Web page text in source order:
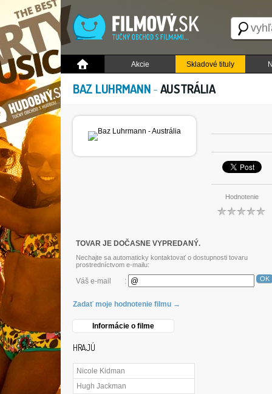
Akcie Skladové tituly
BAZ LUHRMANN-AUSTRÁLIA
Hodnotenie
TOVAR JE DOČASNE VYPREDANÝ.
Nechajte sa automaticky kontaktovať o dostupnosti tovaru
prostredníctvom e-mailu:
Váš e-mail : OK
Zadať moje hodnotenie filmu →
Informácie o filme
HRAJÚ
Nicole Kidman
Hugh Jackman